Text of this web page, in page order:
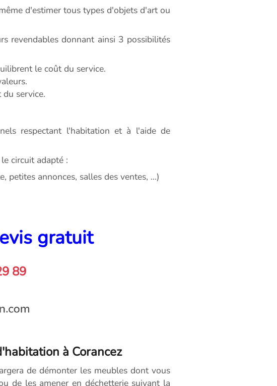
d'estimer tous types d'objets d'art ou
revendables donnant ainsi 3 possibilités
le coût du service.
service.
respectant l'habitation et à l'aide de
circuit adapté :
annonces, salles des ventes, ...)
gratuit
89
à Corancez
de démonter les meubles dont vous
de les amener en déchetterie suivant la